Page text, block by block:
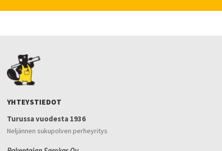
YHTEYSTIEDOT
Turussa vuodesta 1936
Neljännen sukupolven perheyritys